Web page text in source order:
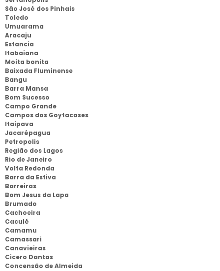
São José dos Pinhais
Toledo
Umuarama
Aracaju
Estancia
Itabaiana
Moita bonita
Baixada Fluminense
Bangu
Barra Mansa
Bom Sucesso
Campo Grande
Campos dos Goytacases
Itaipava
Jacarépagua
Petropolis
Região dos Lagos
Rio de Janeiro
Volta Redonda
Barra da Estiva
Barreiras
Bom Jesus da Lapa
Brumado
Cachoeira
Caculé
Camamu
Camassari
Canavieiras
Cicero Dantas
Concensão de Almeida